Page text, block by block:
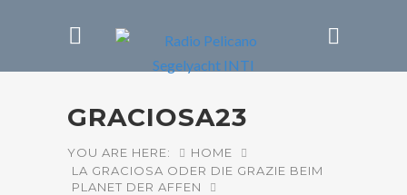
GRACIOSA23
YOU ARE HERE:
HOME
LA GRACIOSA ODER DIE GRAZIE BEIM
PLANET DER AFFEN